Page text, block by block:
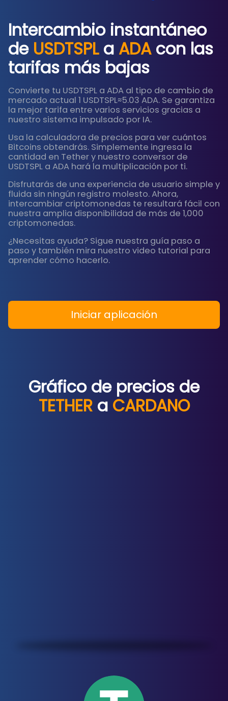
Intercambio instantáneo
de USDTSPLa ADAcon las
tarifas más bajas
Convierte tu USDTSPL a ADA al tipo de cambio de
mercado actual 1 USDTSPL≈5.03 ADA. Se garantiza
la mejor tarifa entre varios servicios gracias a
nuestro sistema impulsado por IA.
Usa la calculadora de precios para ver cuántos
Bitcoins obtendrás. Simplemente ingresa la
cantidad en Tether y nuestro conversor de
USDTSPL a ADA hará la multiplicación por ti.
Disfrutarás de una experiencia de usuario simple y
fluida sin ningún registro molesto. Ahora,
intercambiar criptomonedas te resultará fácil con
nuestra amplia disponibilidad de más de 1,000
criptomonedas.
¿Necesitas ayuda? Sigue nuestra guía paso a
paso y también mira nuestro video tutorial para
aprender cómo hacerlo.
Iniciar aplicación
Gráfico de precios de
TETHERa CARDANO